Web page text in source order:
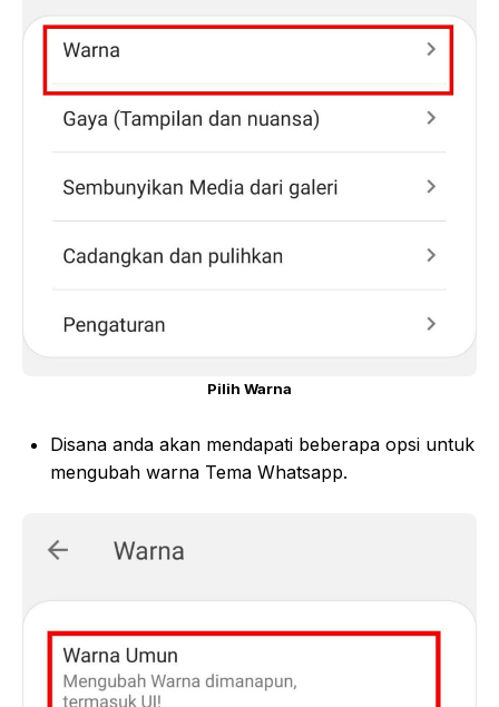
Pilih Warna
Disana anda akan mendapati beberapa opsi untuk
mengubah warna Tema Whatsapp.